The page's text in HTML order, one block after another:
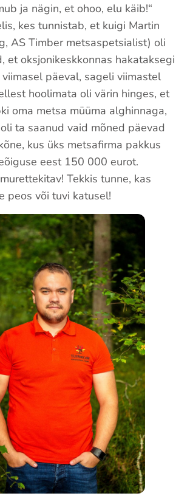
ja nägin, et ohoo, elu käib!“
kes tunnistab, et kuigi Martin
AS Timber metsaspetsialist) oli
et oksjonikeskkonnas hakataksegi
päeval, sageli viimastel
hoolimata oli värin hinges, et
oma metsa müüma alghinnaga,
ta saanud vaid mõned päevad
kus üks metsafirma pakkus
eest 150 000 eurot.
Tekkis tunne, kas
peos või tuvi katusel!